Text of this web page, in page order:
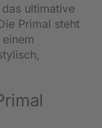
das ultimative
Primal steht
einem